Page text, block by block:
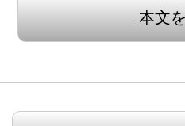
本文